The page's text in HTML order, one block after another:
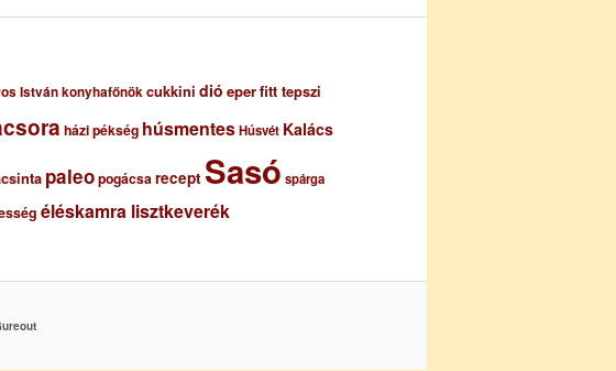
István konyhafőnökcukkini dió eperfitt tepszi
házi pékség húsmentesHúsvét Kalács
paleopogácsarecept Sasó spárga
éléskamra lisztkeverék